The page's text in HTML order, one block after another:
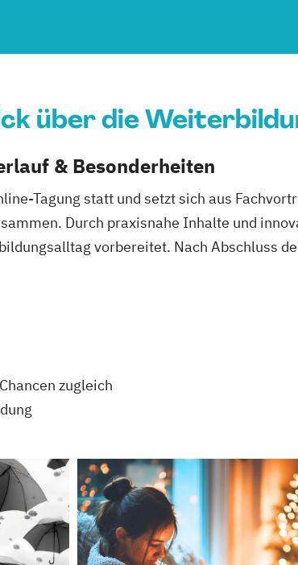
über die
& Besonderheiten
Tagung statt und setzt sich aus
Durch praxisnahe Inhalte und
vorbereitet. Nach Abschluss
zugleich